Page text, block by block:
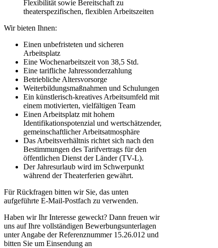
Flexibilität sowie Bereitschaft zu
theaterspezifischen, flexiblen Arbeitszeiten
Wir bieten Ihnen:
Einen unbefristeten und sicheren
Arbeitsplatz
Eine Wochenarbeitszeit von 38,5 Std.
Eine tarifliche Jahressonderzahlung
Betriebliche Altersvorsorge
Weiterbildungsmaßnahmen und Schulungen
Ein künstlerisch-kreatives Arbeitsumfeld mit
einem motivierten, vielfältigen Team
Einen Arbeitsplatz mit hohem
Identifikationspotenzial und wertschätzender,
gemeinschaftlicher Arbeitsatmosphäre
Das Arbeitsverhältnis richtet sich nach den
Bestimmungen des Tarifvertrags für den
öffentlichen Dienst der Länder (TV-L).
Der Jahresurlaub wird im Schwerpunkt
während der Theaterferien gewährt.
Für Rückfragen bitten wir Sie, das unten
aufgeführte E-Mail-Postfach zu verwenden.
Haben wir Ihr Interesse geweckt? Dann freuen wir
uns auf Ihre vollständigen Bewerbungsunterlagen
unter Angabe der Referenznummer 15.26.012 und
bitten Sie um Einsendung an